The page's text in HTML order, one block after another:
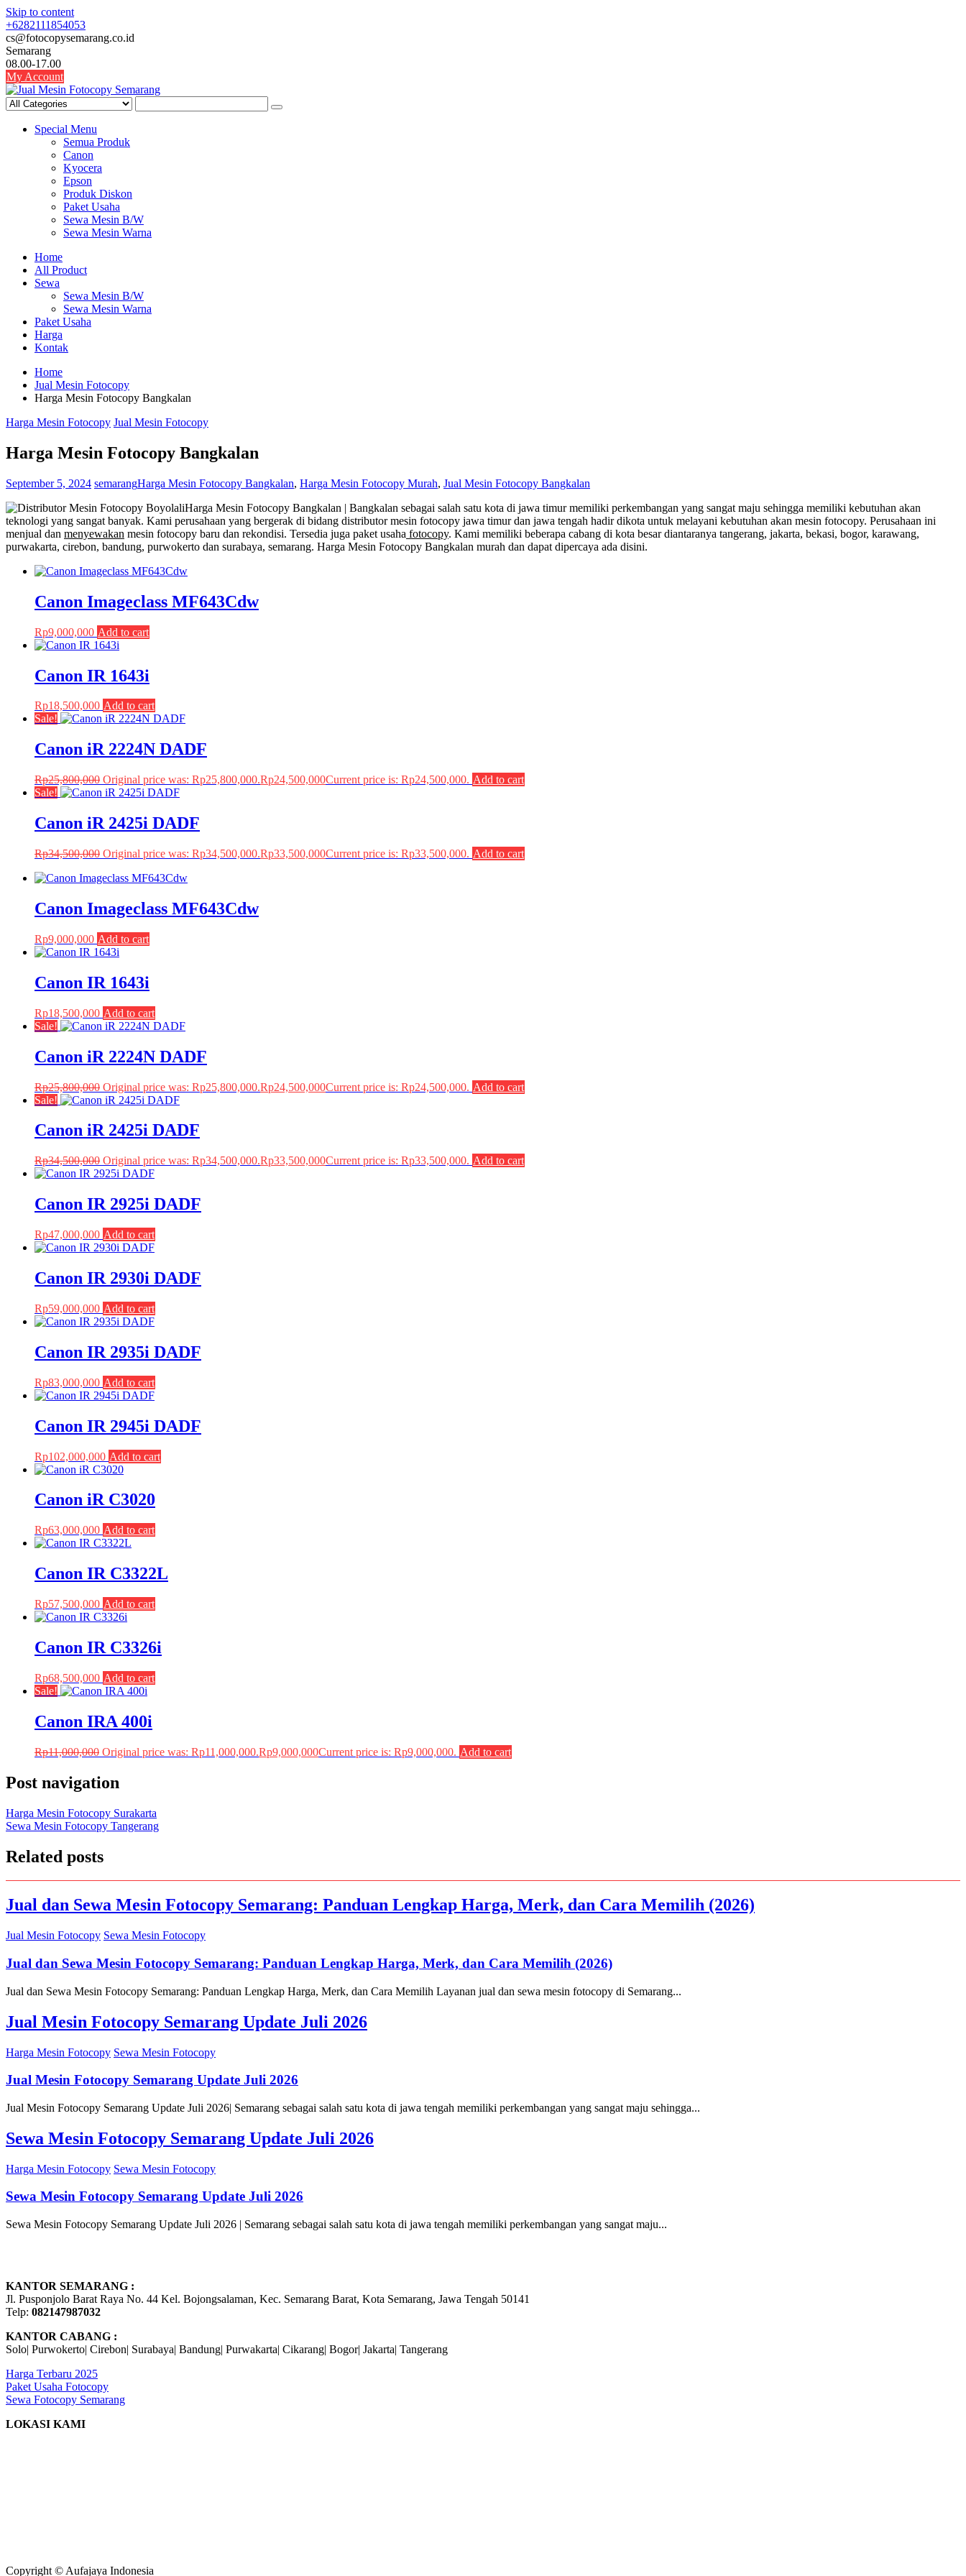
Skip to content
+6282111854053
cs@fotocopysemarang.co.id
Semarang
08.00-17.00
My Account
Special Menu
Semua Produk
Canon
Kyocera
Epson
Produk Diskon
Paket Usaha
Sewa Mesin B/W
Sewa Mesin Warna
Home
All Product
Sewa
Sewa Mesin B/W
Sewa Mesin Warna
Paket Usaha
Harga
Kontak
Home
Jual Mesin Fotocopy
Harga Mesin Fotocopy Bangkalan
Harga Mesin Fotocopy Jual Mesin Fotocopy
Harga Mesin Fotocopy Bangkalan
September 5, 2024 semarangHarga Mesin Fotocopy Bangkalan, Harga Mesin Fotocopy Murah, Jual Mesin Fotocopy Bangkalan
Harga Mesin Fotocopy Bangkalan | Bangkalan sebagai salah satu kota di jawa timur memiliki perkembangan yang sangat maju sehingga memiliki kebutuhan akan
teknologi yang sangat banyak. Kami perusahaan yang bergerak di bidang distributor mesin fotocopy jawa timur dan jawa tengah hadir dikota untuk melayani kebutuhan akan mesin fotocopy. Perusahaan ini
menjual dan menyewakan mesin fotocopy baru dan rekondisi. Tersedia juga paket usaha fotocopy. Kami memiliki beberapa cabang di kota besar diantaranya tangerang, jakarta, bekasi, bogor, karawang,
purwakarta, cirebon, bandung, purwokerto dan surabaya, semarang. Harga Mesin Fotocopy Bangkalan murah dan dapat dipercaya ada disini.
Canon Imageclass MF643Cdw
Rp9,000,000 Add to cart
Canon IR 1643i
Rp18,500,000 Add to cart
Sale!
Canon iR 2224N DADF
Rp25,800,000 Original price was: Rp25,800,000.Rp24,500,000Current price is: Rp24,500,000. Add to cart
Sale!
Canon iR 2425i DADF
Rp34,500,000 Original price was: Rp34,500,000.Rp33,500,000Current price is: Rp33,500,000. Add to cart
Canon Imageclass MF643Cdw
Rp9,000,000 Add to cart
Canon IR 1643i
Rp18,500,000 Add to cart
Sale!
Canon iR 2224N DADF
Rp25,800,000 Original price was: Rp25,800,000.Rp24,500,000Current price is: Rp24,500,000. Add to cart
Sale!
Canon iR 2425i DADF
Rp34,500,000 Original price was: Rp34,500,000.Rp33,500,000Current price is: Rp33,500,000. Add to cart
Canon IR 2925i DADF
Rp47,000,000 Add to cart
Canon IR 2930i DADF
Rp59,000,000 Add to cart
Canon IR 2935i DADF
Rp83,000,000 Add to cart
Canon IR 2945i DADF
Rp102,000,000 Add to cart
Canon iR C3020
Rp63,000,000 Add to cart
Canon IR C3322L
Rp57,500,000 Add to cart
Canon IR C3326i
Rp68,500,000 Add to cart
Sale!
Canon IRA 400i
Rp11,000,000 Original price was: Rp11,000,000.Rp9,000,000Current price is: Rp9,000,000. Add to cart
Post navigation
Harga Mesin Fotocopy Surakarta
Sewa Mesin Fotocopy Tangerang
Related posts
Jual dan Sewa Mesin Fotocopy Semarang: Panduan Lengkap Harga, Merk, dan Cara Memilih (2026)
Jual Mesin Fotocopy Sewa Mesin Fotocopy
Jual dan Sewa Mesin Fotocopy Semarang: Panduan Lengkap Harga, Merk, dan Cara Memilih (2026)
Jual dan Sewa Mesin Fotocopy Semarang: Panduan Lengkap Harga, Merk, dan Cara Memilih Layanan jual dan sewa mesin fotocopy di Semarang...
Jual Mesin Fotocopy Semarang Update Juli 2026
Harga Mesin Fotocopy Sewa Mesin Fotocopy
Jual Mesin Fotocopy Semarang Update Juli 2026
Jual Mesin Fotocopy Semarang Update Juli 2026| Semarang sebagai salah satu kota di jawa tengah memiliki perkembangan yang sangat maju sehingga...
Sewa Mesin Fotocopy Semarang Update Juli 2026
Harga Mesin Fotocopy Sewa Mesin Fotocopy
Sewa Mesin Fotocopy Semarang Update Juli 2026
Sewa Mesin Fotocopy Semarang Update Juli 2026 | Semarang sebagai salah satu kota di jawa tengah memiliki perkembangan yang sangat maju...
KANTOR SEMARANG :
Jl. Pusponjolo Barat Raya No. 44 Kel. Bojongsalaman, Kec. Semarang Barat, Kota Semarang, Jawa Tengah 50141
Telp: 082147987032
KANTOR CABANG :
Solo| Purwokerto| Cirebon| Surabaya| Bandung| Purwakarta| Cikarang| Bogor| Jakarta| Tangerang
Harga Terbaru 2025
Paket Usaha Fotocopy
Sewa Fotocopy Semarang
LOKASI KAMI
Copyright © Aufajaya Indonesia